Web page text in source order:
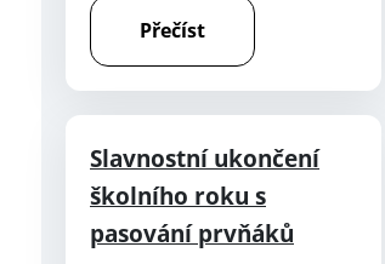
Přečíst
Slavnostní ukončení
školního roku s
pasování prvňáků